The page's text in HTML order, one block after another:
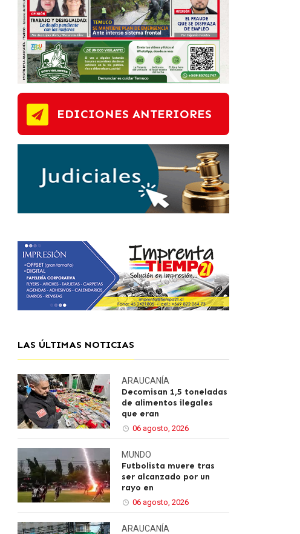
EDICIONES ANTERIORES
LAS ÚLTIMAS NOTICIAS
ARAUCANÍA
Decomisan 1,5 toneladas
de alimentos ilegales
que eran
06 agosto, 2026
MUNDO
Futbolista muere tras
ser alcanzado por un
rayo en
06 agosto, 2026
ARAUCANÍA